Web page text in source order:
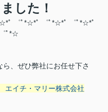
した！
ﾟ ゜ﾟ*☆*ﾟ ゜ﾟ*☆*ﾟ ゜ﾟ*☆*ﾟ
ﾟ*☆
、ぜひ弊社にお任せ下さ
エイチ・マリー株式会社